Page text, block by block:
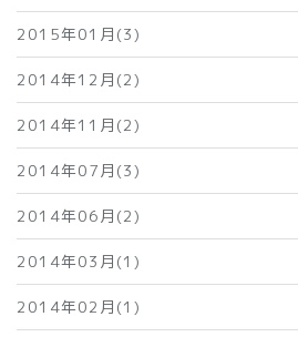
2015年01月(3)
2014年12月(2)
2014年11月(2)
2014年07月(3)
2014年06月(2)
2014年03月(1)
2014年02月(1)